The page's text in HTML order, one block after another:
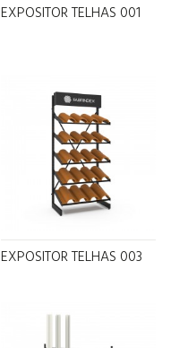
EXPOSITOR TELHAS 001
EXPOSITOR TELHAS 003